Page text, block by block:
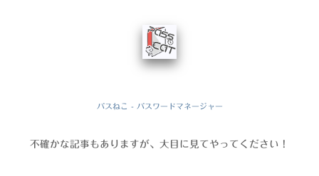
パスねこ - パスワードマネージャー
不確かな記事もありますが、大目に見てやってください！